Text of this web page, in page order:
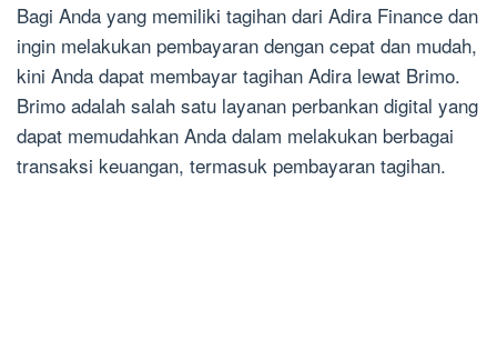
Bagi Anda yang memiliki tagihan dari Adira Finance dan
ingin melakukan pembayaran dengan cepat dan mudah,
kini Anda dapat membayar tagihan Adira lewat Brimo.
Brimo adalah salah satu layanan perbankan digital yang
dapat memudahkan Anda dalam melakukan berbagai
transaksi keuangan, termasuk pembayaran tagihan.